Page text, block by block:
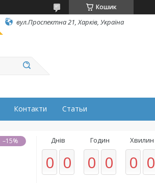
Кошик
вул.Проспектна 21, Харків, Україна
Контакти Статьи
–15% Днів
0 0
Годин
0 0
Хвилин
0 0